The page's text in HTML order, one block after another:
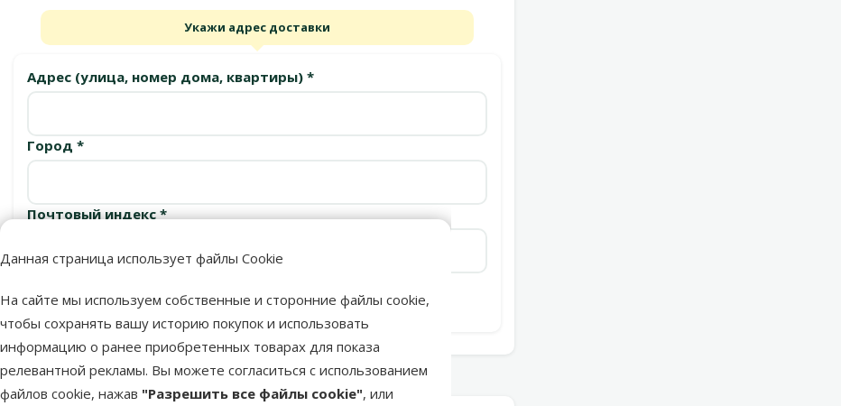
Данная страница использует файлы Cookie
На сайте мы используем собственные и сторонние файлы cookie,
чтобы сохранять вашу историю покупок и использовать
информацию о ранее приобретенных товарах для показа
релевантной рекламы. Вы можете согласиться с использованием
файлов cookie, нажав "Разрешить все файлы cookie", или
Укажи адрес доставки
Адрес (улица, номер дома, квартиры) *
Город *
Почтовый индекс *
Подтвердить